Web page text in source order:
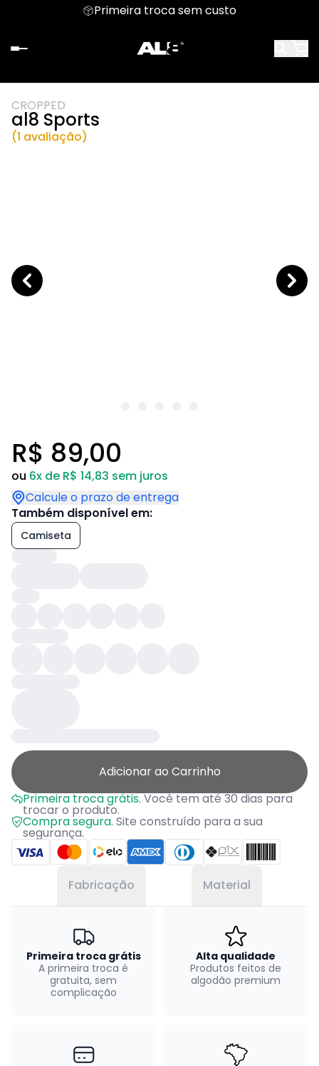
Primeira troca sem custo
CROPPED
al8 Sports
(1 avaliação)
R$ 89,00
ou 6x de R$ 14,83 sem juros
Calcule o prazo de entrega
Também disponível em:
Camiseta
Adicionar ao Carrinho
Primeira troca grátis.Você tem até 30 dias para
trocar o produto.
Compra segura. Site construído para a sua
segurança.
Fabricação Material
Primeira troca grátis
A primeira troca é
gratuita, sem
complicação
Alta qualidade
Produtos feitos de
algodão premium